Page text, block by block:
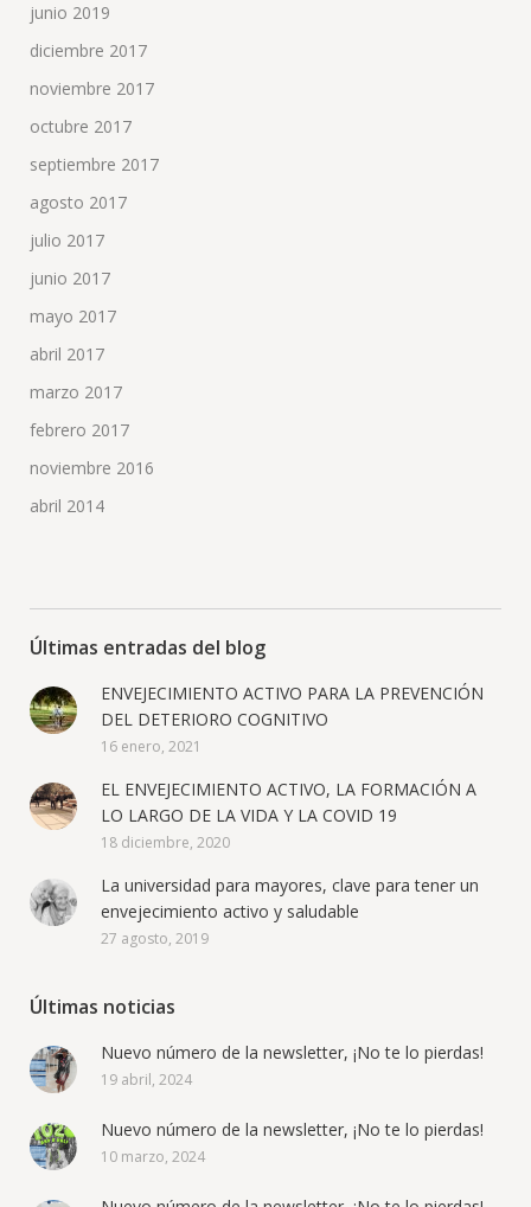
junio 2019
diciembre 2017
noviembre 2017
octubre 2017
septiembre 2017
agosto 2017
julio 2017
junio 2017
mayo 2017
abril 2017
marzo 2017
febrero 2017
noviembre 2016
abril 2014
Últimas entradas del blog
ENVEJECIMIENTO ACTIVO PARA LA PREVENCIÓN
DEL DETERIORO COGNITIVO
16 enero, 2021
EL ENVEJECIMIENTO ACTIVO, LA FORMACIÓN A
LO LARGO DE LA VIDA Y LA COVID 19
18 diciembre, 2020
La universidad para mayores, clave para tener un
envejecimiento activo y saludable
27 agosto, 2019
Últimas noticias
Nuevo número de la newsletter, ¡No te lo pierdas!
19 abril, 2024
Nuevo número de la newsletter, ¡No te lo pierdas!
10 marzo, 2024